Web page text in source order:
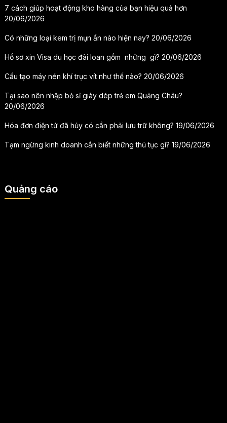
7 cách giúp hoạt động kho hàng của bạn hiệu quả hơn
20/06/2026
Có những loại kem trị mụn ẩn nào hiện nay? 20/06/2026
Hồ sơ xin Visa du học đài loan gồm những gì? 20/06/2026
Cấu tạo máy nén khí trục vít như thế nào? 20/06/2026
Tại sao nên nhập bỏ sỉ giày dép trẻ em Quảng Châu?
20/06/2026
Hóa đơn điện tử đã hủy có cần phải lưu trữ không? 19/06/2026
Tạm ngừng kinh doanh cần biết những thủ tục gì? 19/06/2026
Quảng cáo